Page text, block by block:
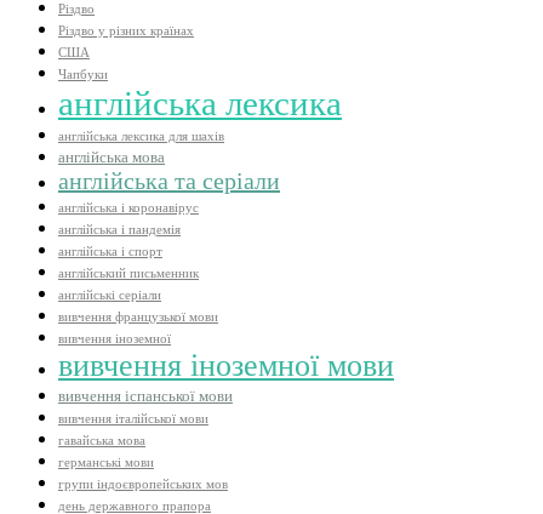
Різдво
Різдво у різних країнах
США
Чапбуки
англійська лексика
англійська лексика для шахів
англійська мова
англійська та серіали
англійська і коронавірус
англійська і пандемія
англійська і спорт
англійський письменник
англійські серіали
вивчення французької мови
вивчення іноземної
вивчення іноземної мови
вивчення іспанської мови
вивчення італійської мови
гавайська мова
германські мови
групи індоєвропейських мов
день державного прапора